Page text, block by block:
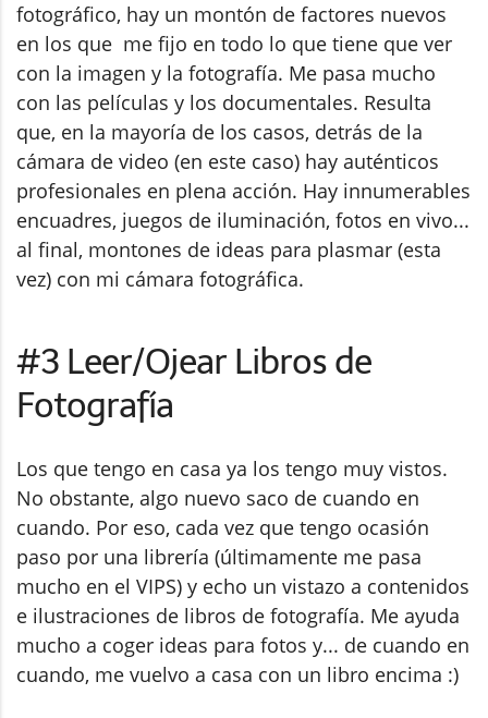
fotográfico, hay un montón de factores nuevos
en los que me fijo en todo lo que tiene que ver
con la imagen y la fotografía. Me pasa mucho
con las películas y los documentales. Resulta
que, en la mayoría de los casos, detrás de la
cámara de video (en este caso) hay auténticos
profesionales en plena acción. Hay innumerables
encuadres, juegos de iluminación, fotos en vivo...
al final, montones de ideas para plasmar (esta
vez) con mi cámara fotográfica.
#3 Leer/Ojear Libros de
Fotografía
Los que tengo en casa ya los tengo muy vistos.
No obstante, algo nuevo saco de cuando en
cuando. Por eso, cada vez que tengo ocasión
paso por una librería (últimamente me pasa
mucho en el VIPS) y echo un vistazo a contenidos
e ilustraciones de libros de fotografía. Me ayuda
mucho a coger ideas para fotos y... de cuando en
cuando, me vuelvo a casa con un libro encima :)